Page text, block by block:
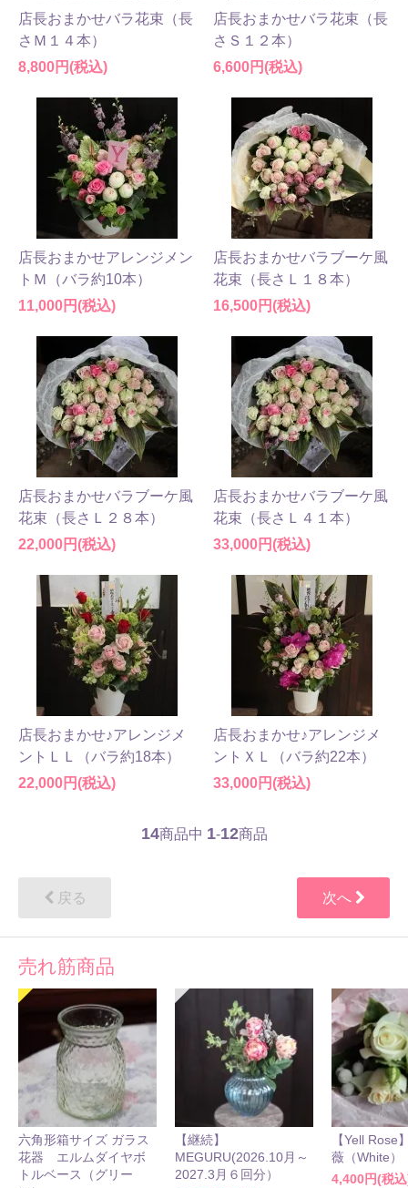
店長おまかせバラ花束（長
さＭ１４本）
8,800円(税込)
店長おまかせバラ花束（長
さＳ１２本）
6,600円(税込)
店長おまかせアレンジメン
トＭ（バラ約10本）
11,000円(税込)
店長おまかせバラブーケ風
花束（長さＬ１８本）
16,500円(税込)
店長おまかせバラブーケ風
花束（長さＬ２８本）
22,000円(税込)
店長おまかせバラブーケ風
花束（長さＬ４１本）
33,000円(税込)
店長おまかせ♪アレンジメ
ントＬＬ（バラ約18本）
22,000円(税込)
店長おまかせ♪アレンジメ
ントＸＬ（バラ約22本）
33,000円(税込)
14商品中 1-12商品
戻る 次へ
売れ筋商品
六角形箱サイズ ガラス
花器 エルムダイヤボ
トルベース（グリー
【継続】
MEGURU(2026.10月～
2027.3月６回分）
【Yell Rose
薇（White）
4,400円(税